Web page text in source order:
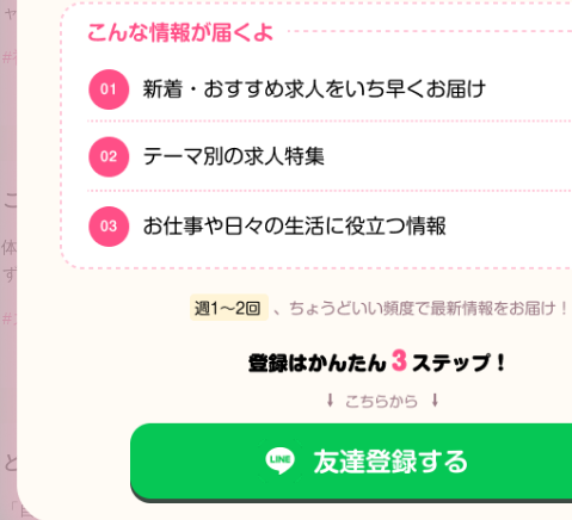
ャスト、スタッフとの信頼関係を…
#初めてのナイトワーク
詳しく見る
これで安心！体臭ケア
体臭は自分では気づきにくく、かといって誰に相談すればいいのか分から
ず、一人で悩みを抱えてしまう方も…
#スキンケア #女装初心者向け
#ニオイ対策
どんな髪型にすればいい？おすすめの髪型について
「自分に似合う髪型が分からない…」「イメチェンしたいけど、どんなスタ